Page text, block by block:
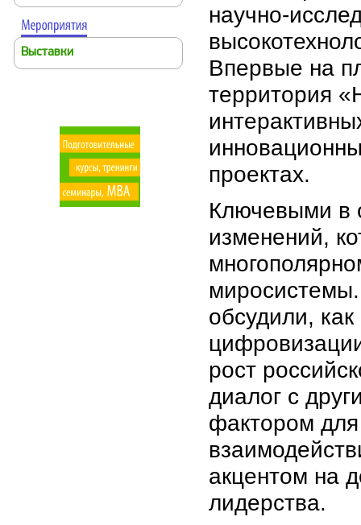
Выставки
научно-
Впервые на
территория
проектах.
Ключевыми в
изменений,
обсудили,
рост
диалог с
фактором для
акцентом на
лидерства.